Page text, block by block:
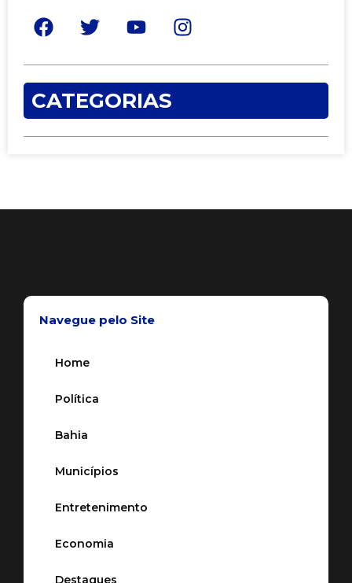
CATEGORIAS
Navegue pelo Site
Home
Política
Bahia
Municípios
Entretenimento
Economia
Destaques